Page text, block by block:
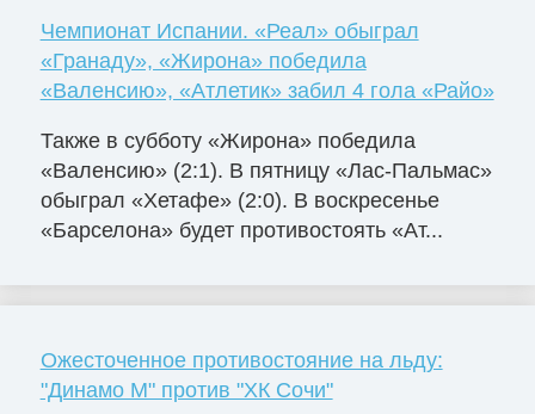
Чемпионат Испании. «Реал» обыграл
«Гранаду», «Жирона» победила
«Валенсию», «Атлетик» забил 4 гола «Райо»
Также в субботу «Жирона» победила
«Валенсию» (2:1). В пятницу «Лас-Пальмас»
обыграл «Хетафе» (2:0). В воскресенье
«Барселона» будет противостоять «Ат...
Ожесточенное противостояние на льду:
"Динамо М" против "ХК Сочи"